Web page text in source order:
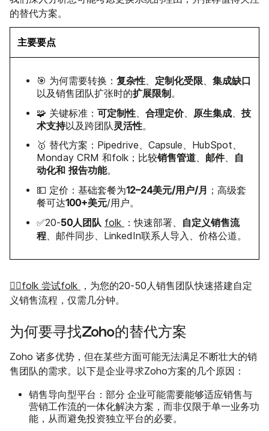
的替代方案。
主要要点
🎯 为何需要转换： 复杂性 定制化受限 集成缺口
以及销售团队扩张时的扩展限制。
🧩 关键标准： 可定制性 合理定价、 原生集成
技
术支持以及跨团队 灵活性。
🥇 替代方案：Pipedrive、Capsule、HubSpot、
Monday CRM 和folk；比较销售管道 邮件、
自
动化和 报告功能。
💵 定价：基础套餐为12–24美元/用户/月 ；高级套
餐可达100+美元/用户。
✅20-50人团队 folk ：快速部署、
自定义销售流
程 、邮件同步、LinkedIn联系人导入、价格公道。
👉🏼folk 尝试folk
，为您的20-50人销售团队快速搭建自定
义销售流程，仅需几分钟。
为何要寻找Zoho的替代方案
Zoho 诸多优势，但在某些方面可能无法满足不断壮大的销
售团队的需求。以下是企业寻求Zoho方案的几个原因：
销售导向型平台：部分 企业可能需要能够适应销售与
营销工作流的一体化解决方案，而非仅限于单一业务功
能，从而避免投资独立平台的必要。